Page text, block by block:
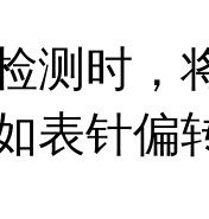
测时，
表针偏